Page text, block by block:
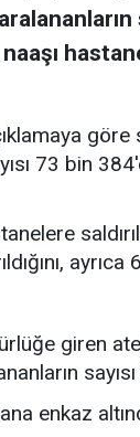
73 bin
giren
enkaz